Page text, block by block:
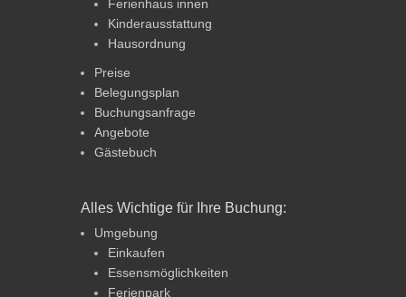
Ferienhaus innen
Kinderausstattung
Hausordnung
Preise
Belegungsplan
Buchungsanfrage
Angebote
Gästebuch
Alles Wichtige für Ihre Buchung:
Umgebung
Einkaufen
Essensmöglichkeiten
Ferienpark